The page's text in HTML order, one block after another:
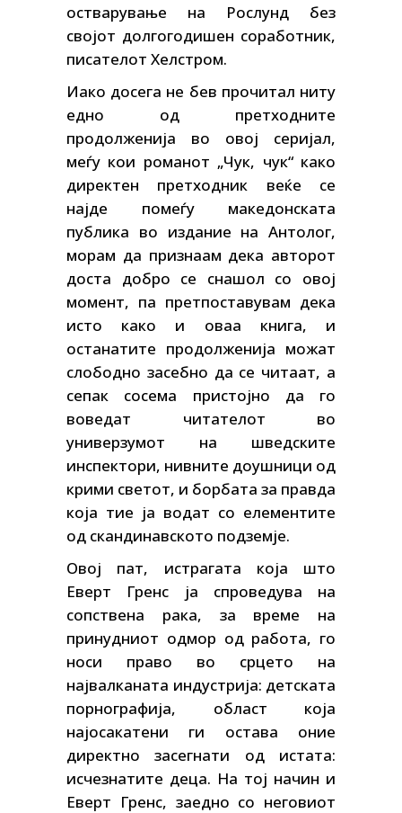
остварување на Рослунд без
својот долгогодишен соработник,
писателот Хелстром.
Иако досега не бев прочитал ниту
едно од претходните
продолженија во овој серијал,
меѓу кои романот „Чук, чук“ како
директен претходник веќе се
најде помеѓу македонската
публика во издание на Антолог,
морам да признаам дека авторот
доста добро се снашол со овој
момент, па претпоставувам дека
исто како и оваа книга, и
останатите продолженија можат
слободно засебно да се читаат, а
сепак сосема пристојно да го
воведат читателот во
универзумот на шведските
инспектори, нивните доушници од
крими светот, и борбата за правда
која тие ја водат со елементите
од скандинавското подземје.
Овој пат, истрагата која што
Еверт Гренс ја спроведува на
сопствена рака, за време на
принудниот одмор од работа, го
носи право во срцето на
највалканата индустрија: детската
порнографија, област која
најосакатени ги остава оние
директно засегнати од истата:
исчезнатите деца. На тој начин и
Еверт Гренс, заедно со неговиот